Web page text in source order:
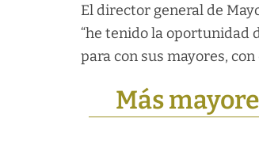
El director general de
“he tenido la oportunidad
para con sus mayores,
Más